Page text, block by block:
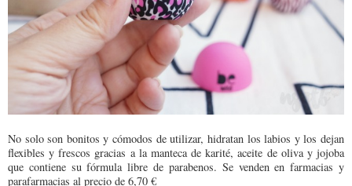
No solo son bonitos y cómodos de utilizar, hidratan los labios y los dejan
flexibles y frescos gracias a la manteca de karité, aceite de oliva y jojoba
que contiene su fórmula libre de parabenos. Se venden en farmacias y
parafarmacias al precio de 6,70 €